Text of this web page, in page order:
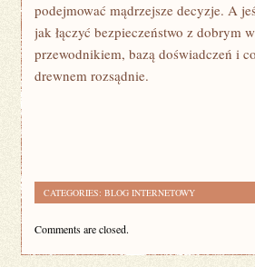
podejmować mądrzejsze decyzje. A
jak łączyć bezpieczeństwo z dobrym
przewodnikiem, bazą doświadczeń i
drewnem rozsądnie.
CATEGORIES: BLOG INTERNETOWY
Comments are closed.